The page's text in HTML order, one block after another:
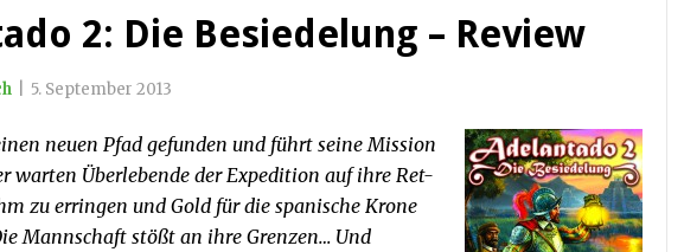
2: Die Besiedelung – Review
5. September 2013
neuen Pfad gefunden und führt seine Mission
warten Überlebende der Expedition auf ihre Ret-
zu erringen und Gold für die spanische Krone
Mannschaft stößt an ihre Grenzen… Und